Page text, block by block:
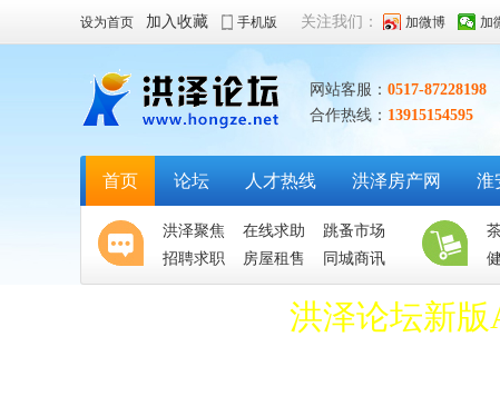
设为首页 加入收藏 手机版 关注我们： 加微博 加
网站客服： 0517-87228198
合作热线： 13915154595
首页 论坛 人才热线 洪泽房产网 淮
洪泽聚焦 在线求助
跳蚤市场
招聘求职
房屋租售 同城商讯
洪泽论坛新版